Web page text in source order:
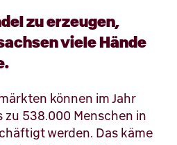
zu erzeugen,
viele Hände
können im Jahr
zu 538.000 Menschen in
werden. Das käme